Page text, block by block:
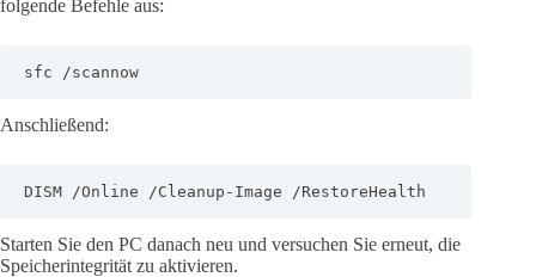
folgende Befehle aus:
sfc /scannow
Anschließend:
DISM /Online /Cleanup-Image /RestoreHealth
Starten Sie den PC danach neu und versuchen Sie erneut, die
Speicherintegrität zu aktivieren.